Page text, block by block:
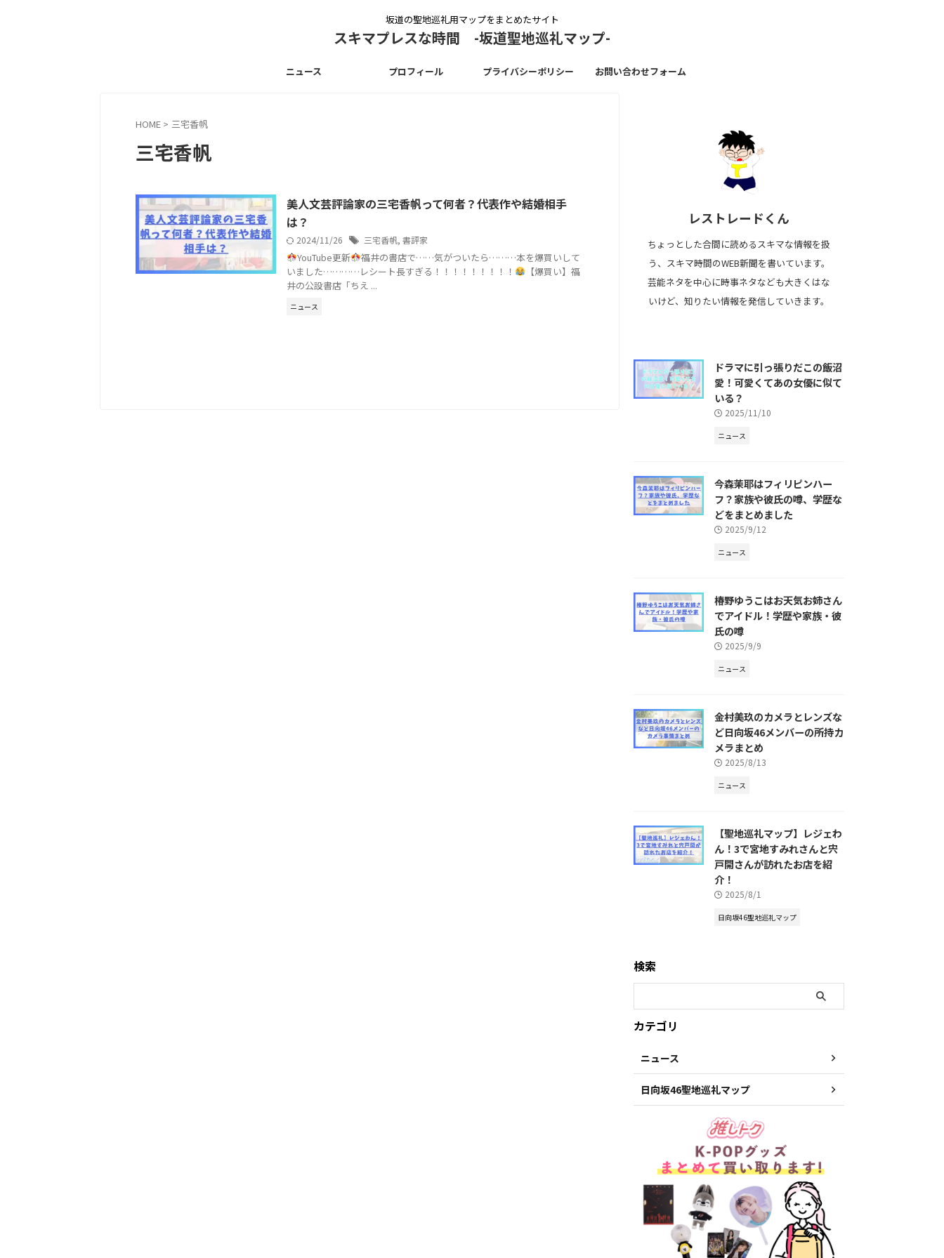
坂道の聖地巡礼用マップをまとめたサイト
スキマプレスな時間 -坂道聖地巡礼マップ-
ニュース プロフィール プライバシーポリシー お問い合わせフォーム
HOME > 三宅香帆
三宅香帆
美人文芸評論家の三宅香帆って何者？代表作や結婚相手
は？
2024/11/26 三宅香帆, 書評家
YouTube更新
福井の書店で……気がついたら………本を爆買いして
いました…………レシート長すぎる！！！！！！！！！
【爆買い】福
井の公設書店「ちえ ...
ニュース
レストレードくん
ちょっとした合間に読めるスキマな情報を扱
う、スキマ時間のWEB新聞を書いています。
芸能ネタを中心に時事ネタなども大きくはな
いけど、知りたい情報を発信していきます。
ドラマに引っ張りだこの飯沼
愛！可愛くてあの女優に似て
いる？
2025/11/10
ニュース
今森茉耶はフィリピンハー
フ？家族や彼氏の噂、学歴な
どをまとめました
2025/9/12
ニュース
椿野ゆうこはお天気お姉さん
でアイドル！学歴や家族・彼
氏の噂
2025/9/9
ニュース
金村美玖のカメラとレンズな
ど日向坂46メンバーの所持カ
メラまとめ
2025/8/13
ニュース
【聖地巡礼マップ】レジェわ
ん！3で宮地すみれさんと宍
戸開さんが訪れたお店を紹
介！
2025/8/1
日向坂46聖地巡礼マップ
検索
カテゴリ
ニュース
日向坂46聖地巡礼マップ